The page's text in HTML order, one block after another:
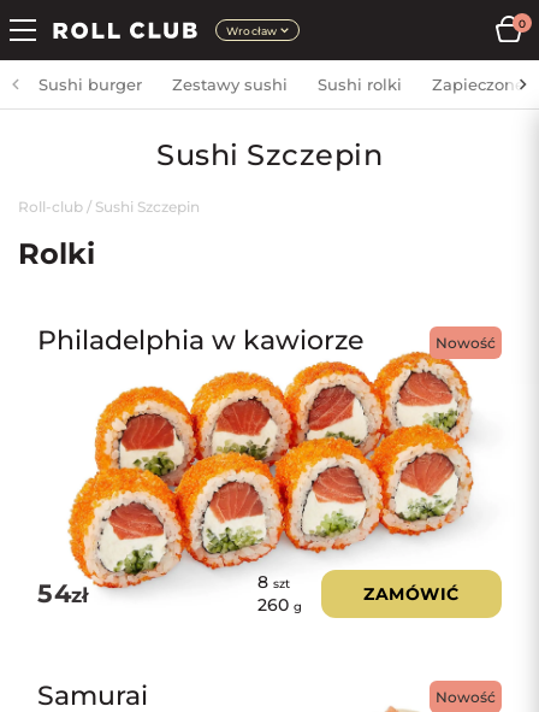
Wrocław
0
Sushi burger Zestawy sushi Sushi rolki Zapieczone
Sushi Szczepin
Roll-club / Sushi Szczepin
Rolki
Nowość
Philadelphia w kawiorze
54zł
8 szt
260 g
ZAMÓWIĆ
Nowość
Samurai